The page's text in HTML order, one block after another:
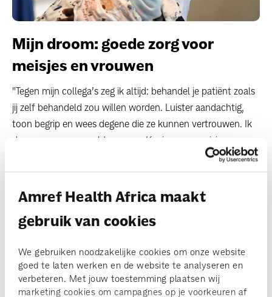
Amref Health Africa maakt
gebruik van cookies
We gebruiken noodzakelijke cookies om onze website
goed te laten werken en de website te analyseren en
verbeteren. Met jouw toestemming plaatsen wij
marketing cookies om campagnes op je voorkeuren af
Mijn droom: goede zorg voor
meisjes en vrouwen
"Tegen mijn collega’s zeg ik altijd: behandel je patiënt zoals
jij zelf behandeld zou willen worden. Luister aandachtig,
toon begrip en wees degene die ze kunnen vertrouwen. Ik
droom van een wereld, van een Kenia, waar meisjes en
vrouwen hun eigen beslissingen kunnen nemen als het
gaat om het krijgen van kinderen. Waar ze kunnen
beslissen of, wanneer en hoeveel kinderen ze willen
hebben."
maar we steunen elkaar. Ik ben echt dankbaar en blij dat
we de vrouwen in mijn gemeenschap de hulp kunnen
bieden die ze verdienen."